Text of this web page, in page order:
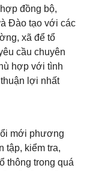
đồng bộ,
Đào tạo với các
xã để tổ
cầu chuyên
hợp với tình
lợi nhất
mới phương
tập, kiểm tra,
thông trong quá